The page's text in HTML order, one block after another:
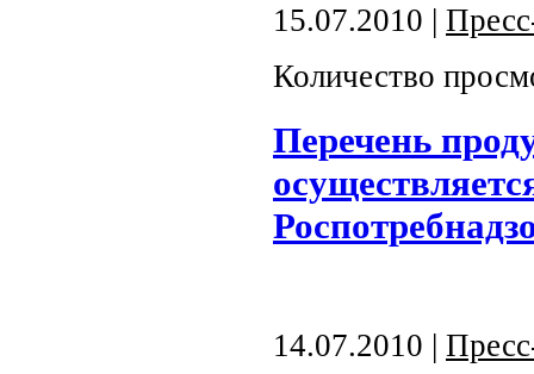
15.07.2010 |
Количество
Перечень
14.07.2010 |